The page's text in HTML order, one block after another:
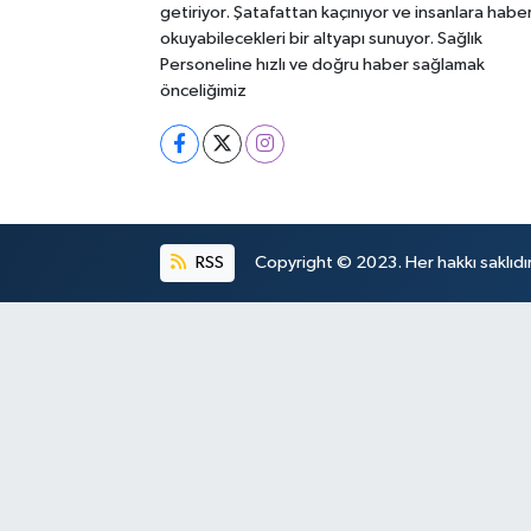
getiriyor. Şatafattan kaçınıyor ve insanlara
okuyabilecekleri bir altyapı sunuyor. Sağlık
Personeline hızlı ve doğru haber sağlamak
önceliğimiz
RSS Copyright © 2023. Her hakkı